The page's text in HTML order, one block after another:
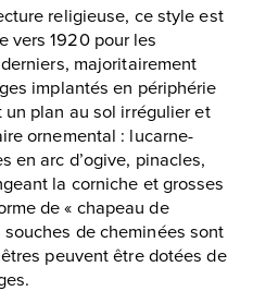
religieuse, ce style est
vers 1920 pour les
majoritairement
implantés en périphérie
plan au sol irrégulier et
ornemental : lucarne-
en arc d’ogive, pinacles,
la corniche et grosses
de « chapeau de
de cheminées sont
peuvent être dotées de